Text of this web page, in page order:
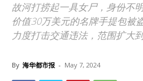
故河打捞起一具女尸，身份不
价值30万美元的名牌手提包被
力度打击交通违法，范围扩大到
By 海华都市报 - May 7, 2024